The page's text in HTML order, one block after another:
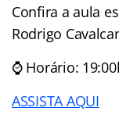
Confira a aula
Rodrigo
⌚ Horário:
ASSISTA AQUI